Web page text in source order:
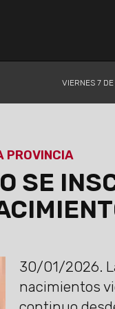
VIERNES 7
PROVINCIA
SE
30/01/2026.
nacimientos